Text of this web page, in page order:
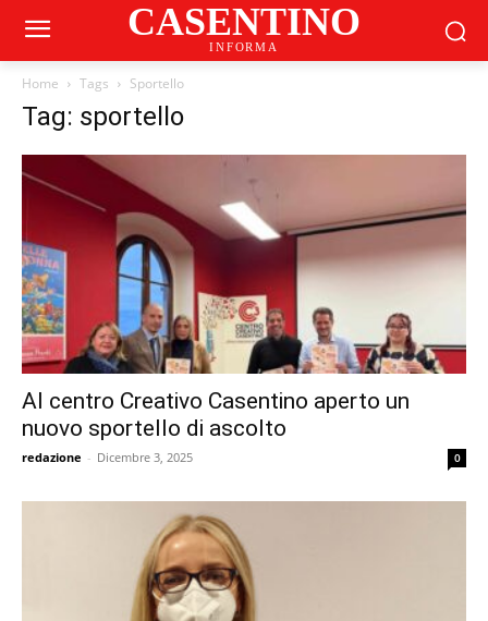
CASENTINO
INFORMA
Home Tags Sportello
Tag: sportello
Al centro Creativo Casentino aperto un
nuovo sportello di ascolto
redazione - Dicembre 3, 2025 0